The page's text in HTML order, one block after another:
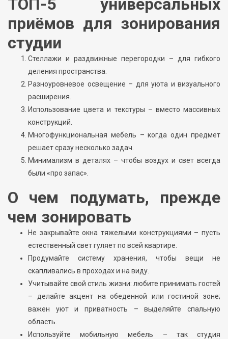
ТОП-5 универсальных
приёмов для зонирования
студии
Стеллажи и раздвижные перегородки – для гибкого
деления пространства.
Разноуровневое освещение – для уюта и визуального
расширения.
Использование цвета и текстуры – вместо массивных
конструкций.
Многофункциональная мебель – когда один предмет
решает сразу несколько задач.
Минимализм в деталях – чтобы воздух и свет всегда
были «про запас».
О чем подумать, прежде
чем зонировать
Не закрывайте окна тяжелыми конструкциями – пусть
естественный свет гуляет по всей квартире.
Продумайте систему хранения, чтобы вещи не
скапливались в проходах и на виду.
Учитывайте свой стиль жизни: любите принимать гостей
– делайте акцент на обеденной или гостиной зоне;
важен уют и приватность – выделяйте спальную
область.
Используйте мобильную мебель – так студия